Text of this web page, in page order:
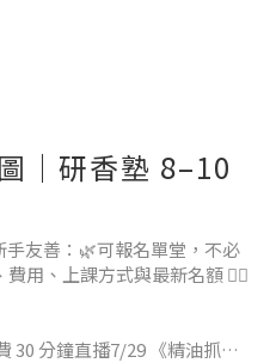
知道自己現在站在哪一格，
（50 學分）＝從「不敢亂用」
｜研香塾 8–10
友善：🌿可報名單堂，不必
用、上課方式與最新名額 👉🏻
30 分鐘直播7/29 《精油抓